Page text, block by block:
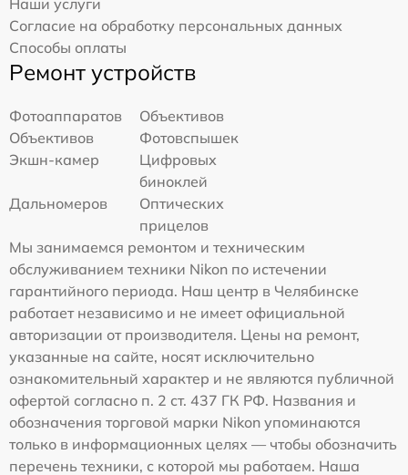
Наши услуги
Согласие на обработку персональных данных
Способы оплаты
Ремонт устройств
Фотоаппаратов
Объективов
Объективов
Фотовспышек
Экшн-камер
Цифровых
биноклей
Дальномеров
Оптических
прицелов
Мы занимаемся ремонтом и техническим
обслуживанием техники Nikon по истечении
гарантийного периода. Наш центр в Челябинске
работает независимо и не имеет официальной
авторизации от производителя. Цены на ремонт,
указанные на сайте, носят исключительно
ознакомительный характер и не являются публичной
офертой согласно п. 2 ст. 437 ГК РФ. Названия и
обозначения торговой марки Nikon упоминаются
только в информационных целях — чтобы обозначить
перечень техники, с которой мы работаем. Наша